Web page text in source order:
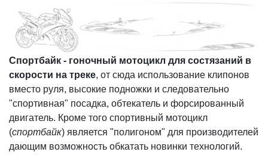
Спортбайк - гоночный мотоцикл для состязаний в
скорости на треке, от сюда использование клипонов
вместо руля, высокие подножки и следовательно
"спортивная" посадка, обтекатель и форсированный
двигатель. Кроме того спортивный мотоцикл
(спортбайк) является "полигоном" для производителей
дающим возможность обкатать новинки технологий.